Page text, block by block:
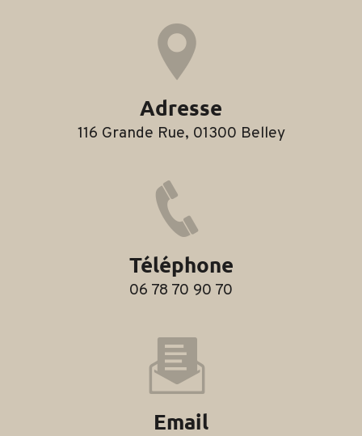
Adresse
116 Grande Rue, 01300 Belley
Téléphone
06 78 70 90 70
Email